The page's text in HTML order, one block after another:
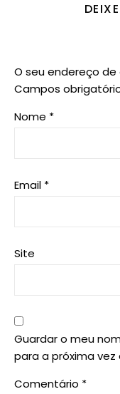
O seu endereço
Campos
Nome *
Email *
Site
Guardar o meu
para a próxima
Comentário *